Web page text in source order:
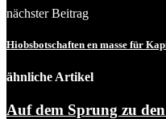
nächster Beitrag
Hiobsbotschaften en masse für
ähnliche Artikel
Auf dem Sprung zu